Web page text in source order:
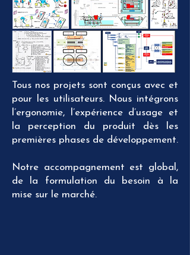
Tous nos projets sont conçus avec et
pour les utilisateurs. Nous intégrons
l’ergonomie, l’expérience d’usage et
la perception du produit dès les
premières phases de développement.
Notre accompagnement est global,
de la formulation du besoin à la
mise sur le marché.